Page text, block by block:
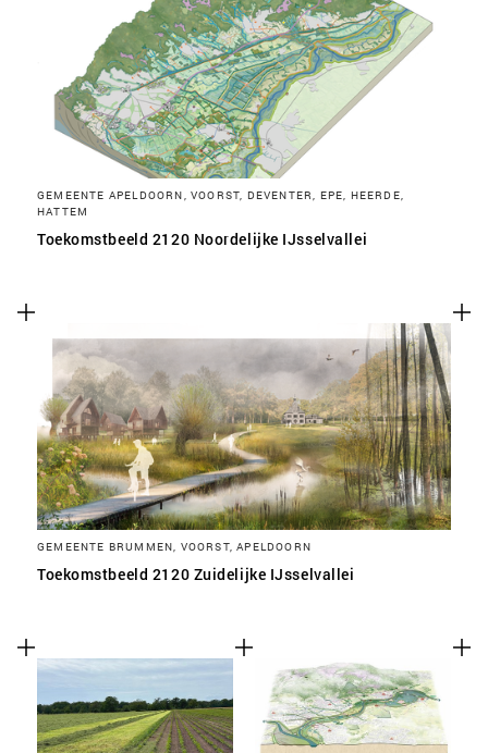
GEMEENTE APELDOORN, VOORST, DEVENTER, EPE, HEERDE,
HATTEM
Toekomstbeeld 2120 Noordelijke IJsselvallei
GEMEENTE BRUMMEN, VOORST, APELDOORN
Toekomstbeeld 2120 Zuidelijke IJsselvallei
SLA VOORKEUREN OP